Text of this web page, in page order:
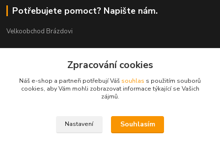
Potřebujete pomoct? Napište nám.
Velkoobchod Brázdovi
+420 602 565 661
brazdovi@svicky-kameny.cz
Zpracování cookies
Náš e-shop a partneři potřebují Váš souhlas s použitím souborů
cookies, aby Vám mohli zobrazovat informace týkající se Vašich
zájmů.
Nastavení Souhlasím